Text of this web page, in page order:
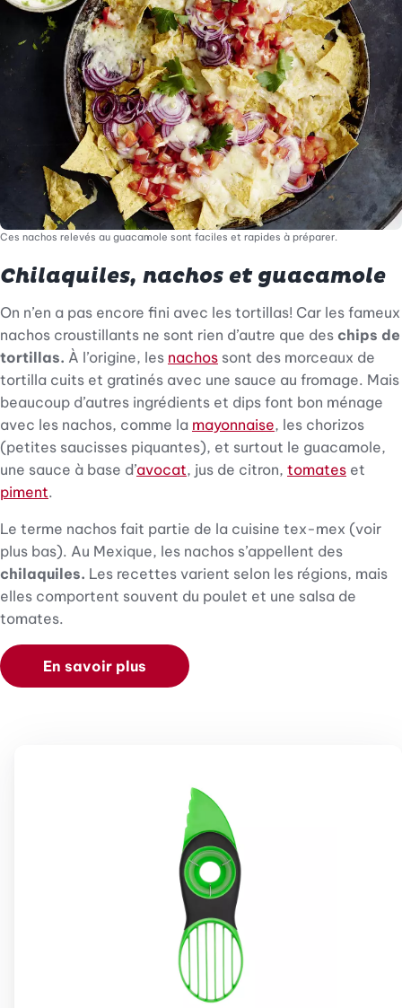
Ces nachos relevés au guacamole sont faciles et rapides à préparer.
Chilaquiles, nachos et guacamole
On n’en a pas encore fini avec les tortillas! Car les fameux
nachos croustillants ne sont rien d’autre que des chips de
tortillas. À l’origine, les nachos sont des morceaux de
tortilla cuits et gratinés avec une sauce au fromage. Mais
beaucoup d’autres ingrédients et dips font bon ménage
avec les nachos, comme la mayonnaise, les chorizos
(petites saucisses piquantes), et surtout le guacamole,
une sauce à base d’avocat, jus de citron, tomates et
piment.
Le terme nachos fait partie de la cuisine tex-mex (voir
plus bas). Au Mexique, les nachos s’appellent des
chilaquiles. Les recettes varient selon les régions, mais
elles comportent souvent du poulet et une salsa de
tomates.
En savoir plus